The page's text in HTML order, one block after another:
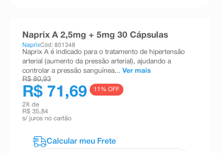
teste gravidez
esmalte
10ºabsorvente
Naprix A 2,5mg + 5mg 30 Cápsulas
NaprixCód: 801348
Naprix A é indicado para o tratamento de hipertensão
arterial (aumento da pressão arterial), ajudando a
controlar a pressão sanguínea... Ver mais
R$ 80,93
R$ 71,69 11 % OFF
2X de
R$ 35,84
s/ juros no cartão